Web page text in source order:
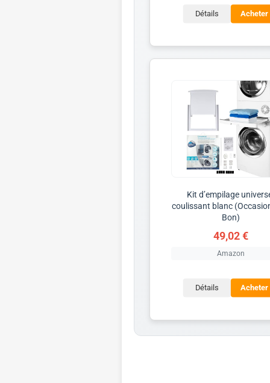
Détails Acheter
Kit d’empilage
coulissant blanc
Bon)
49,02 €
Amazon
Détails Acheter